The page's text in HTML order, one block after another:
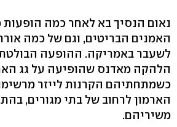
נאום הנסיך בא לאחר כמה
האמנים הבריטים, וגם של כמה
לשעבר באמריקה. ההופעה
הלהקה מאדנס שהופיעה על גג
כשמתחתיהם הקרנות לייזר
הארמון לרחוב של בתי מגורים,
משיריהם.